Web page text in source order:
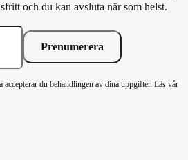
och du kan avsluta när som helst.
Prenumerera
accepterar du behandlingen av dina uppgifter. Läs vår